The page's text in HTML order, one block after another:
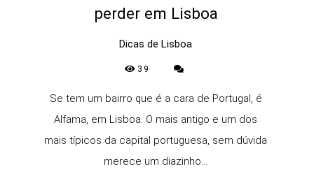
perder em Lisboa
Dicas de Lisboa
39
Se tem um bairro que é a cara de Portugal, é
Alfama, em Lisboa. O mais antigo e um dos
mais típicos da capital portuguesa, sem dúvida
merece um diazinho...